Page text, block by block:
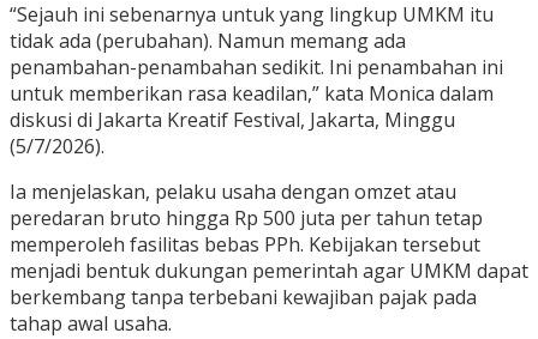
“Sejauh ini sebenarnya untuk yang lingkup UMKM itu
tidak ada (perubahan). Namun memang ada
penambahan-penambahan sedikit. Ini penambahan ini
untuk memberikan rasa keadilan,” kata Monica dalam
diskusi di Jakarta Kreatif Festival, Jakarta, Minggu
(5/7/2026).
Ia menjelaskan, pelaku usaha dengan omzet atau
peredaran bruto hingga Rp 500 juta per tahun tetap
memperoleh fasilitas bebas PPh. Kebijakan tersebut
menjadi bentuk dukungan pemerintah agar UMKM dapat
berkembang tanpa terbebani kewajiban pajak pada
tahap awal usaha.